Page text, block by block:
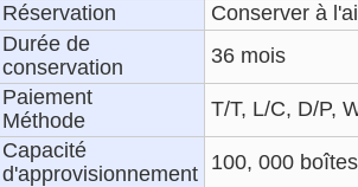
Réservation
Conserver à
Durée de
conservation
36 mois
Paiement
Méthode
T/T, L/C, D/P,
Capacité
d'approvisionnement 100, 000